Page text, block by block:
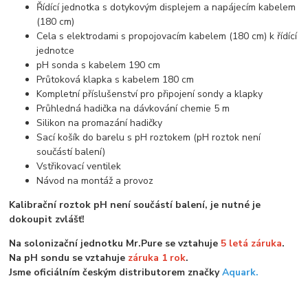
Řídící jednotka s dotykovým displejem a napájecím kabelem
(180 cm)
Cela s elektrodami s propojovacím kabelem (180 cm) k řídící
jednotce
pH sonda s kabelem 190 cm
Průtoková klapka s kabelem 180 cm
Kompletní příslušenství pro připojení sondy a klapky
Průhledná hadička na dávkování chemie 5 m
Silikon na promazání hadičky
Sací košík do barelu s pH roztokem (pH roztok není
součástí balení)
Vstřikovací ventilek
Návod na montáž a provoz
Kalibrační roztok pH není součástí balení, je nutné je
dokoupit zvlášť!
Na solonizační jednotku Mr.Pure se vztahuje 5 letá záruka.
Na pH sondu se vztahuje záruka 1 rok.
Jsme oficiálním českým distributorem značkyAquark.